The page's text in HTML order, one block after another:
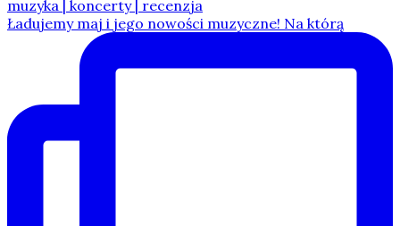
Ładujemy maj i jego nowości muzyczne! Na którą